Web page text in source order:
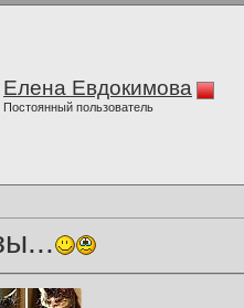
Елена Евдокимова
Постоянный пользователь